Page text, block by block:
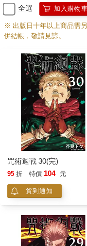
全選 加入購物車
※ 出版日十年以上商品需
併結帳，敬請見諒。
咒術迴戰 30(完)
95 折 特價 104 元
貨到通知